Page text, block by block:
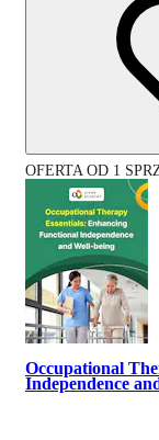
OFERTA OD 1
Occupational
Independence